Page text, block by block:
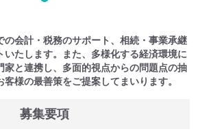
の会計・税務のサポート、相続・事業承継
いたします。また、多様化する経済環境に
家と連携し、多面的視点からの問題点の抽
様の最善策をご提案してまいります。
募集要項